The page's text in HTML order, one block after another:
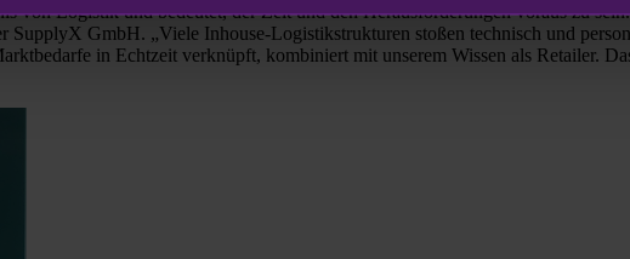
von Logistik und bedeutet, der Zeit und den Herausforderungen voraus zu
GmbH. „Viele Inhouse-Logistikstrukturen stoßen technisch und
in Echtzeit verknüpft, kombiniert mit unserem Wissen als Retailer.